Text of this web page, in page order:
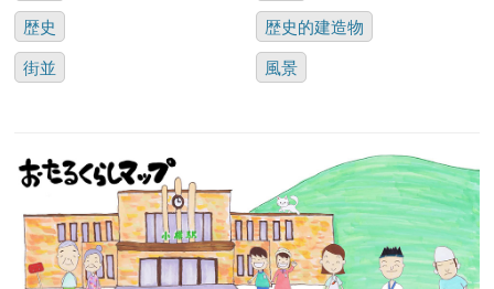
歴史
歴史的建造物
街並
風景